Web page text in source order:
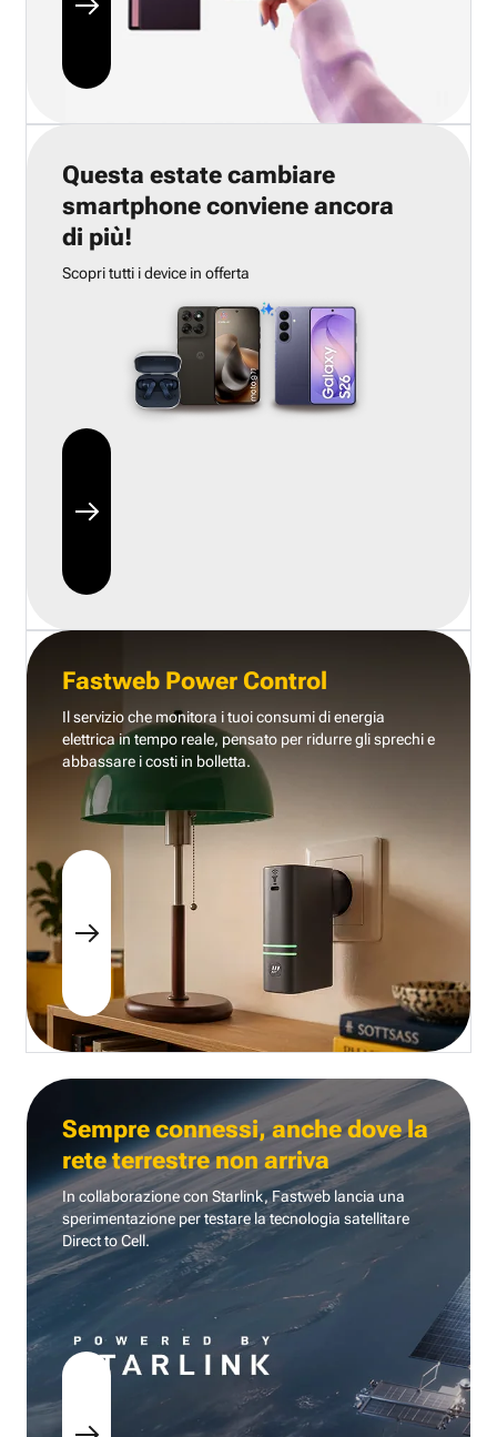
Questa estate cambiare
smartphone conviene ancora
di più!
Scopri tutti i device in offerta
Fastweb Power Control
Il servizio che monitora i tuoi consumi di energia
elettrica in tempo reale, pensato per ridurre gli sprechi e
abbassare i costi in bolletta.
Sempre connessi, anche dove la
rete terrestre non arriva
In collaborazione con Starlink, Fastweb lancia una
sperimentazione per testare la tecnologia satellitare
Direct to Cell.